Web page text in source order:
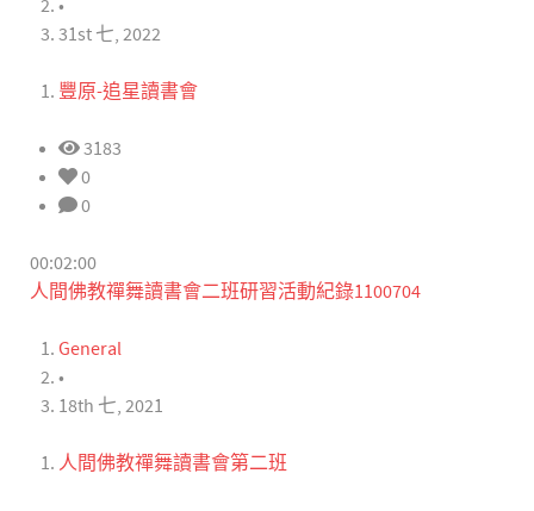
•
31st 七, 2022
豐原-追星讀書會
3183
0
0
00:02:00
人間佛教禪舞讀書會二班研習活動紀錄1100704
General
•
18th 七, 2021
人間佛教禪舞讀書會第二班